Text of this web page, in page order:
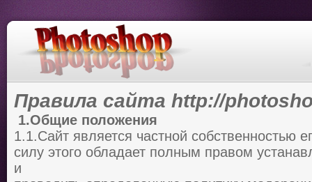
Правила сайта http://
1.Общие положения
1.1.Сайт является частной собственностью
силу этого обладает полным правом
и